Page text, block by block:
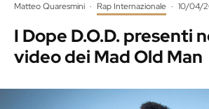
Matteo Quaresmini · Rap Internazionale · 10/04/
I Dope D.O.D. presenti
video dei Mad Old Man